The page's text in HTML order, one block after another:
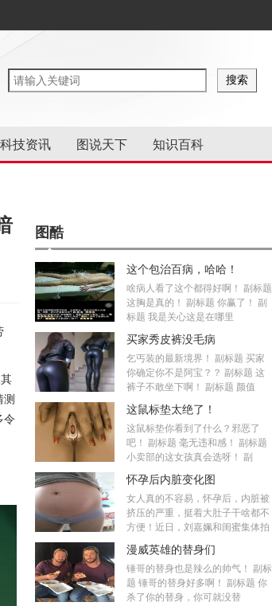
科技资讯 图说天下 知识百科
令
图酷
这个包治百病，哈哈！
啥病人看了这个都得好啊！ 副标题
这胸是真的！ 副标题 你赢了！ 副
标题 我是关心这是在哪里
买家秀皮裤没毛病
乞丐装的最新境界！ 副标题 买家
你确定你不是阿宝？？ 副标题 这
裤子不敢坐下啊！ 副标题 颜值
这鼠标垫太绝了！
这鼠标垫你看到了什么？邪恶了
吧！ 副标题 毫无违和感！ 副标题
小卖部的这女孩真会选呀！ 副
怀孕后内脏变化图
女人真的不容易，怀孕后，内脏被
挤压的严重，挺着大肚子干啥都不
方便！近日，刘嘉姵和闺蜜集体拍
漫威英雄的替身们
锤哥的替身也是辣么的帅气！ 副标
题 锤哥的替身好多啊！ 副标题 你
杀了你的替身，你可就没替